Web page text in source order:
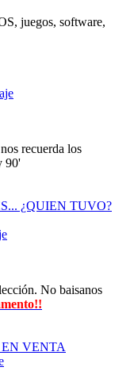
juegos, software,
recuerda los
90'
¿QUIEN TUVO?
No baisanos
EN VENTA